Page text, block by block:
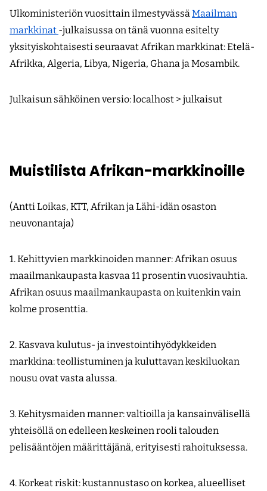
Ulkoministeriön vuosittain ilmestyvässäMaailman
markkinat -julkaisussa on tänä vuonna esitelty
yksityiskohtaisesti seuraavat Afrikan markkinat: Etelä-
Afrikka, Algeria, Libya, Nigeria, Ghana ja Mosambik.
Julkaisun sähköinen versio: localhost > julkaisut
Muistilista Afrikan-markkinoille
(Antti Loikas, KTT, Afrikan ja Lähi-idän osaston
neuvonantaja)
1. Kehittyvien markkinoiden manner: Afrikan osuus
maailman­kaupasta kasvaa 11 prosentin vuosivauhtia.
Afrikan osuus maailman­kaupasta on kuitenkin vain
kolme prosenttia.
2. Kasvava kulutus- ja investointihyödykkeiden
markkina: teollis­tuminen ja kuluttavan keskiluokan
nousu ovat vasta alussa.
3. Kehitysmaiden manner: valtioilla ja kansainvälisellä
yhteisöllä on edelleen keskeinen rooli talouden
pelisääntöjen määrittäjänä, erityisesti rahoituksessa.
4. Korkeat riskit: kustannustaso on korkea, alueelliset